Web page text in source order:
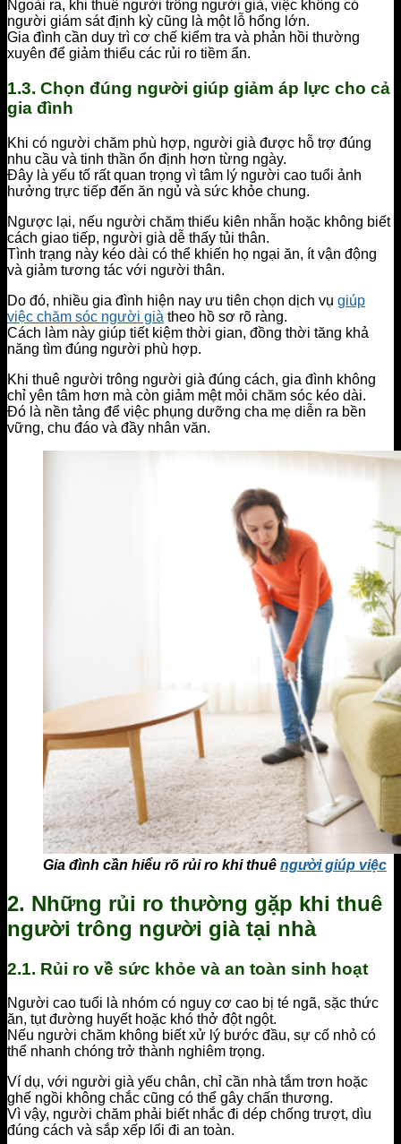
Ngoài ra, khi thuê người trông người già, việc không có
người giám sát định kỳ cũng là một lỗ hổng lớn.
Gia đình cần duy trì cơ chế kiểm tra và phản hồi thường
xuyên để giảm thiểu các rủi ro tiềm ẩn.
1.3. Chọn đúng người giúp giảm áp lực cho cả
gia đình
Khi có người chăm phù hợp, người già được hỗ trợ đúng
nhu cầu và tinh thần ổn định hơn từng ngày.
Đây là yếu tố rất quan trọng vì tâm lý người cao tuổi ảnh
hưởng trực tiếp đến ăn ngủ và sức khỏe chung.
Ngược lại, nếu người chăm thiếu kiên nhẫn hoặc không biết
cách giao tiếp, người già dễ thấy tủi thân.
Tình trạng này kéo dài có thể khiến họ ngại ăn, ít vận động
và giảm tương tác với người thân.
Do đó, nhiều gia đình hiện nay ưu tiên chọn dịch vụ giúp
việc chăm sóc người già theo hồ sơ rõ ràng.
Cách làm này giúp tiết kiệm thời gian, đồng thời tăng khả
năng tìm đúng người phù hợp.
Khi thuê người trông người già đúng cách, gia đình không
chỉ yên tâm hơn mà còn giảm mệt mỏi chăm sóc kéo dài.
Đó là nền tảng để việc phụng dưỡng cha mẹ diễn ra bền
vững, chu đáo và đầy nhân văn.
Gia đình cần hiểu rõ rủi ro khi thuê người giúp việc
2. Những rủi ro thường gặp khi thuê
người trông người già tại nhà
2.1. Rủi ro về sức khỏe và an toàn sinh hoạt
Người cao tuổi là nhóm có nguy cơ cao bị té ngã, sặc thức
ăn, tụt đường huyết hoặc khó thở đột ngột.
Nếu người chăm không biết xử lý bước đầu, sự cố nhỏ có
thể nhanh chóng trở thành nghiêm trọng.
Ví dụ, với người già yếu chân, chỉ cần nhà tắm trơn hoặc
ghế ngồi không chắc cũng có thể gây chấn thương.
Vì vậy, người chăm phải biết nhắc đi dép chống trượt, dìu
đúng cách và sắp xếp lối đi an toàn.